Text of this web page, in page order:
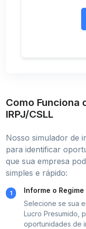
Como Funciona
IRPJ/CSLL
Nosso simulador de
para identificar
que sua empresa
simples e rápido:
1
Informe o
Selecione se sua
Lucro Presumido,
oportunidades de